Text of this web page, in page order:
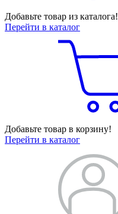
Добавьте товар из каталога!
Перейти в каталог
Добавьте товар в корзину!
Перейти в каталог